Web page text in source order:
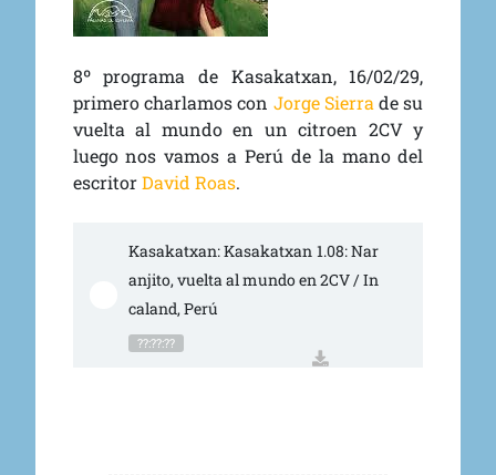
8º programa de Kasakatxan, 16/02/29,
primero charlamos con Jorge Sierra de su
vuelta al mundo en un citroen 2CV y
luego nos vamos a Perú de la mano del
escritorDavid Roas.
Kasakatxan: Kasakatxan 1.08: Nar
anjito, vuelta al mundo en 2CV / In
caland, Perú
??:??:??